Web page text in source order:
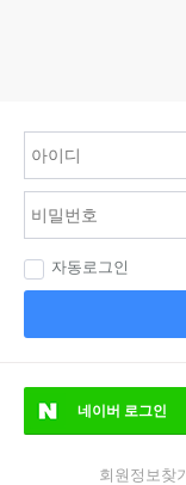
자동로그인
네이버 로그인
회원정보찾기